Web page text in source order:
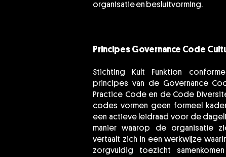
organisatie en besluitvorming.
Principes Governance Code
Stichting Kult Funktion
principes van de Governance
Practice Code en de Code
codes vormen geen formeel
een actieve leidraad voor de
manier waarop de organisatie
vertaalt zich in een werkwijze
zorgvuldig toezicht